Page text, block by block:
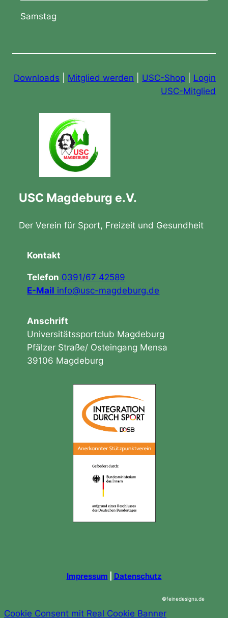
Samstag
Downloads Mitglied werden USC-Shop
Login
USC-Mitglied
USC Magdeburg e.V.
Der Verein für Sport, Freizeit und Gesundheit
Kontakt
Telefon 0391/67 42589
E-Mail info@usc-magdeburg.de
Anschrift
Universitätssportclub Magdeburg
Pfälzer Straße/ Osteingang Mensa
39106 Magdeburg
Impressum Datenschutz
©feinedesigns.de
Cookie Consent mit Real Cookie Banner